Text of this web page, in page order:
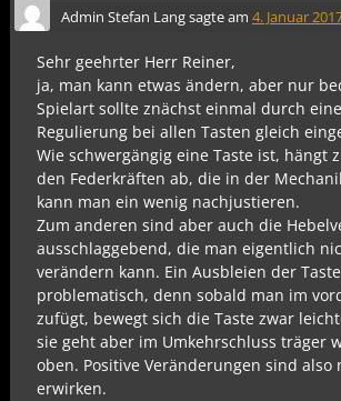
Admin Stefan Langsagte am 4. Januar
Sehr geehrter Herr Reiner,
ja, man kann etwas ändern, aber nur
Spielart sollte znächst einmal durch
Regulierung bei allen Tasten gleich
Wie schwergängig eine Taste ist, hängt
den Federkräften ab, die in der
kann man ein wenig nachjustieren.
Zum anderen sind aber auch die
ausschlaggebend, die man eigentlich
verändern kann. Ein Ausbleien der
problematisch, denn sobald man im
zufügt, bewegt sich die Taste zwar
sie geht aber im Umkehrschluss träger
oben. Positive Veränderungen sind
erwirken.